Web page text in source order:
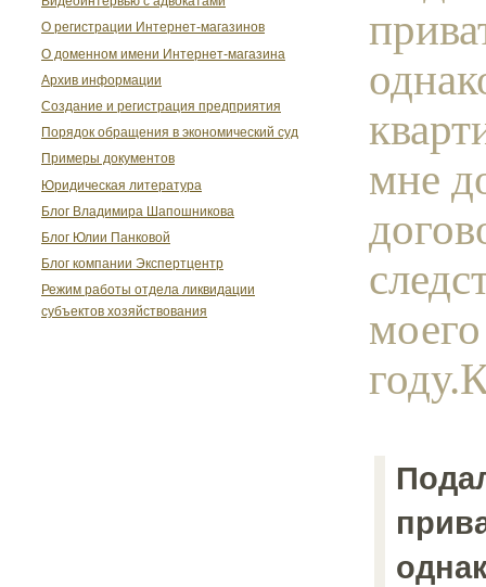
О регистрации Интернет-магазинов
О доменном имени Интернет-магазина
Архив информации
Создание и регистрация предприятия
Порядок обращения в экономический суд
Примеры документов
Юридическая литература
Блог Владимира Шапошникова
Блог Юлии Панковой
Блог компании Экспертцентр
Режим работы отдела ликвидации
субъектов хозяйствования
мне